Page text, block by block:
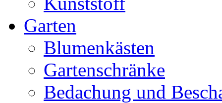
Garten
Blumenkästen
Gartenschränke
Bedachung und